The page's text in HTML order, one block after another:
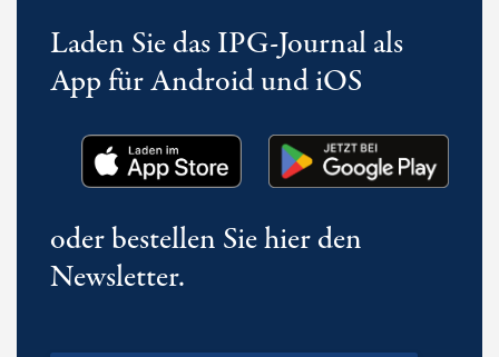
Laden Sie das IPG-Journal als
App für Android und iOS
oder bestellen Sie hier den
Newsletter.